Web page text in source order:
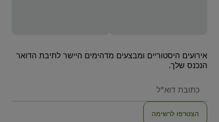
אירועים היסטוריים ומבצעים מדהימים היישר לתיבת הדואר
הנכנס שלך.
שלכם
הצטרפו לרשימה